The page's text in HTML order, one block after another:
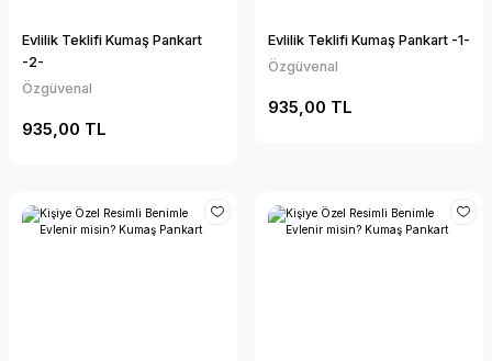
Evlilik Teklifi Kumaş Pankart
-2-
Özgüvenal
935,00 TL
Evlilik Teklifi Kumaş Pankart -1-
Özgüvenal
935,00 TL